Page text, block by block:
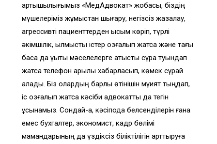
артықшылығымыз «МедАдвокат» жобасы, біздің
мүшелеріміз жұмыстан шығару, негізсіз жазалау,
агрессивті пациенттерден қысым көріп, түрлі
әкімшілік, қылмыстық істер қозғалып жатса және тағы
басқа да құқықтық мәселелерге қатысты сұрақ туындап
жатса телефон арқылы хабарласып, көмек сұрай
алады. Біз олардың барлық өтінішін мұқият тыңдап,
іс қозғалып жатса кәсіби адвокатты да тегін
ұсынамыз. Сондай-ақ, кәсіподақ белсенділерін ғана
емес бухгалтер, экономист, кадр бөлімі
мамандарының да үздіксіз біліктілігін арттыруға